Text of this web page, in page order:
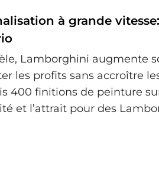
à grande
Lamborghini augmente
les profits sans accroître
400 finitions de peinture
et l’attrait pour des